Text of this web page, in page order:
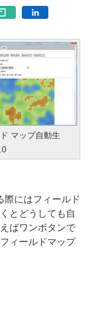
ド マップ自動生
にはフィールド
とどうしても自
ばワンボタンで
ィールドマップ